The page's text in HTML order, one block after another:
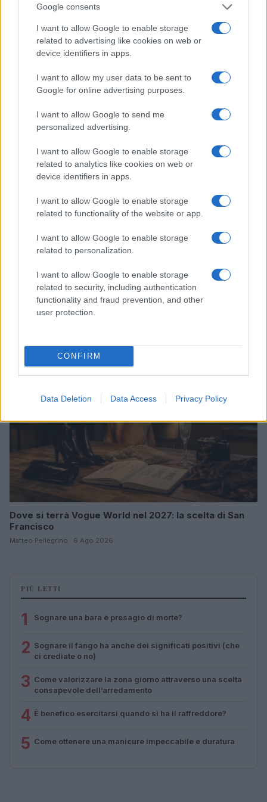
Google consents
I want to allow Google to enable storage
related to advertising like cookies on web or
device identifiers in apps.
I want to allow my user data to be sent to
Google for online advertising purposes.
I want to allow Google to send me
personalized advertising.
I want to allow Google to enable storage
related to analytics like cookies on web or
device identifiers in apps.
I want to allow Google to enable storage
related to functionality of the website or app.
I want to allow Google to enable storage
related to personalization.
I want to allow Google to enable storage
related to security, including authentication
functionality and fraud prevention, and other
user protection.
CONFIRM
Data Deletion Data Access Privacy Policy
Cristian Castiglioni · 7 Ago 2026
Come ottenere labbra perfette con il metodo gym lips
LIFESTYLE
Dove si terrà Vogue World nel 2027: la scelta di San
Francisco
Matteo Pellegrino · 6 Ago 2026
PIÙ LETTI
1 Sognare una bara è presagio di morte?
2 Sognare il fango ha anche dei significati positivi (che
ci crediate o no)
3 Come valorizzare la zona giorno attraverso una scelta
consapevole dell’arredamento
4 È benefico esercitarsi quando si ha il raffreddore?
5 Come ottenere una manicure impeccabile e duratura